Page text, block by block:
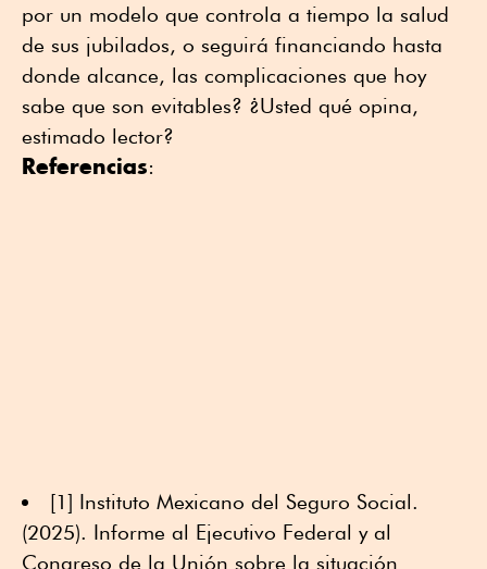
por un modelo que controla a tiempo la salud
de sus jubilados, o seguirá financiando hasta
donde alcance, las complicaciones que hoy
sabe que son evitables? ¿Usted qué opina,
estimado lector?
Referencias:
[1] Instituto Mexicano del Seguro Social.
(2025). Informe al Ejecutivo Federal y al
Congreso de la Unión sobre la situación